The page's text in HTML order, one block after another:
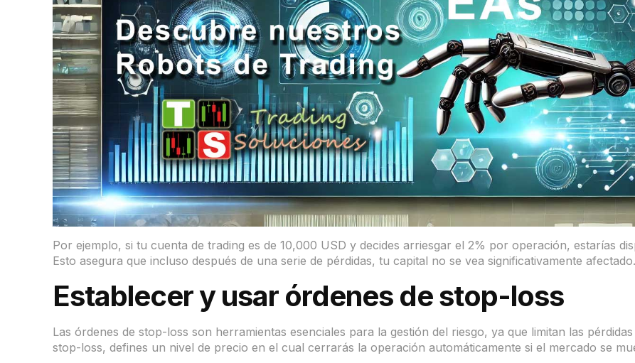
Por ejemplo, si tu cuenta de trading es de 10,000 USD y decides arriesgar el 2% por operación, estarías
Esto asegura que incluso después de una serie de pérdidas, tu capital no se vea significativamente afectado.
Establecer y usar órdenes de stop-loss
Las órdenes de stop-loss son herramientas esenciales para la gestión del riesgo, ya que limitan las
stop-loss, defines un nivel de precio en el cual cerrarás la operación automáticamente si el mercado se